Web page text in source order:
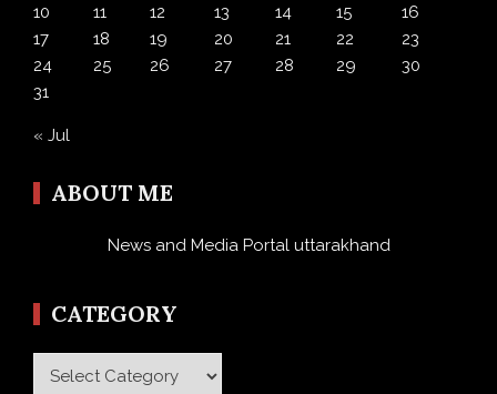
10
11 12 13 14 15
16
17
18 19 20 21 22
23
24
25 26 27 28 29
30
31
« Jul
ABOUT ME
News and Media Portal uttarakhand
CATEGORY
Category